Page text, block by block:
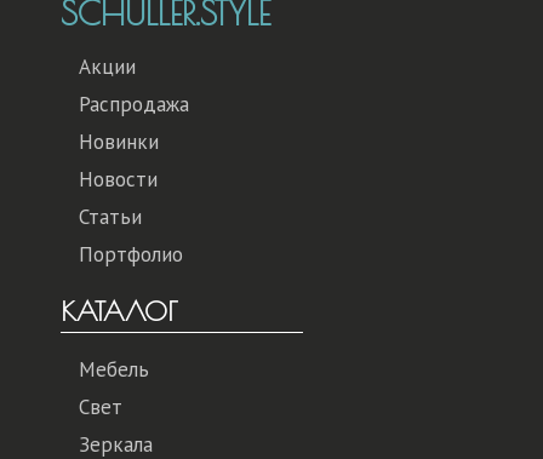
SCHULLER.STYLE
Акции
Распродажа
Новинки
Новости
Статьи
Портфолио
КАТАЛОГ
Мебель
Свет
Зеркала